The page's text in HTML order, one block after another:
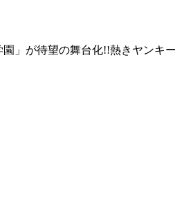
」が待望の舞台化!!熱きヤン